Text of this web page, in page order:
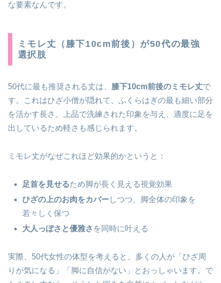
な要素なんです。
ミモレ丈（膝下10cm前後）が50代の最強
選択肢
50代に最も推奨される丈は、 膝下10cm前後のミモレ丈で
す。これはひざ小僧が隠れて、ふくらはぎの最も細い部分
を活かす長さ。上品で洗練された印象を与え、適度に足を
出しているため軽さも感じられます。
ミモレ丈がなぜこれほど効果的かというと：
足首を見せるため脚が長く見える視覚効果
ひざの上のお肉をカバーしつつ、脚全体の印象を
若々しく保つ
大人っぽさと優雅さ を同時に叶える
実際、50代女性の体型を考えると、多くの人が「ひざ周
りが気になる」「脚に自信がない」とおっしゃいます。で